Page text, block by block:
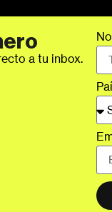
a tu inbox.